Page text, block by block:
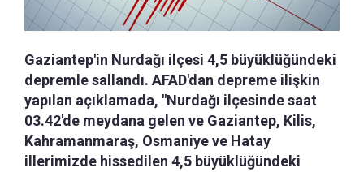
Gaziantep'in Nurdağı ilçesi 4,5 büyüklüğündeki
depremle sallandı. AFAD'dan depreme ilişkin
yapılan açıklamada, "Nurdağı ilçesinde saat
03.42'de meydana gelen ve Gaziantep, Kilis,
Kahramanmaraş, Osmaniye ve Hatay
illerimizde hissedilen 4,5 büyüklüğündeki